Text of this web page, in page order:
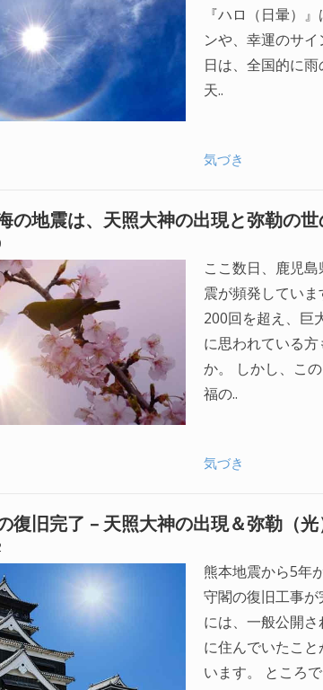
『ハロ（日暈）
ンや、幸運のサ
日は、全国的に雨
天..
気づき
の地震は、天照大神の出現と弥勒の
ここ数日、鹿児
震が頻発してい
200回を超え、巨
に思われている
か。 しかし、こ
福の..
気づき
復旧完了 – 天照大神の出現＆弥勒（
熊本地震から5年
守閣の復旧工事
には、一般公開
に住んでいたこ
います。 ところ